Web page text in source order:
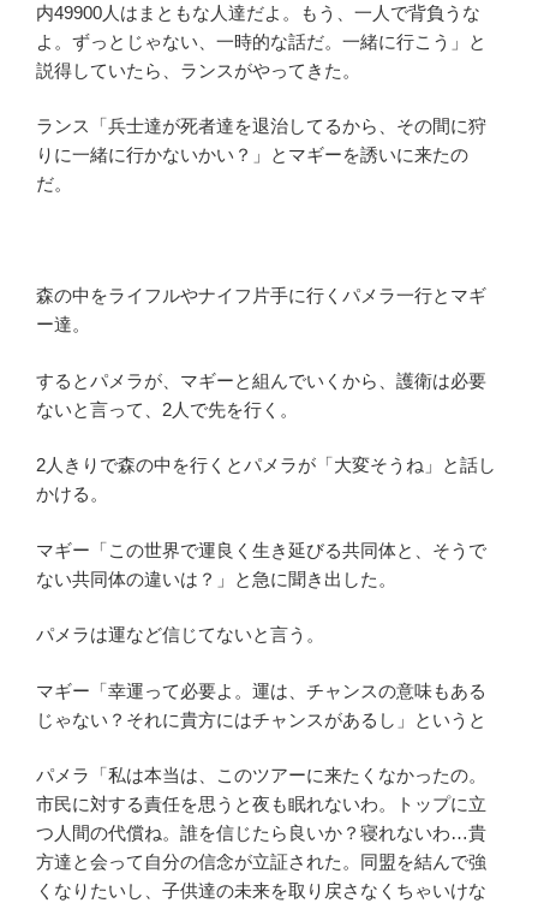
内49900人はまともな人達だよ。もう、一人で背負うな
よ。ずっとじゃない、一時的な話だ。一緒に行こう」と
説得していたら、ランスがやってきた。
ランス「兵士達が死者達を退治してるから、その間に狩
りに一緒に行かないかい？」とマギーを誘いに来たの
だ。
森の中をライフルやナイフ片手に行くパメラ一行とマギ
ー達。
するとパメラが、マギーと組んでいくから、護衛は必要
ないと言って、2人で先を行く。
2人きりで森の中を行くとパメラが「大変そうね」と話し
かける。
マギー「この世界で運良く生き延びる共同体と、そうで
ない共同体の違いは？」と急に聞き出した。
パメラは運など信じてないと言う。
マギー「幸運って必要よ。運は、チャンスの意味もある
じゃない？それに貴方にはチャンスがあるし」というと
パメラ「私は本当は、このツアーに来たくなかったの。
市民に対する責任を思うと夜も眠れないわ。トップに立
つ人間の代償ね。誰を信じたら良いか？寝れないわ…貴
方達と会って自分の信念が立証された。同盟を結んで強
くなりたいし、子供達の未来を取り戻さなくちゃいけな